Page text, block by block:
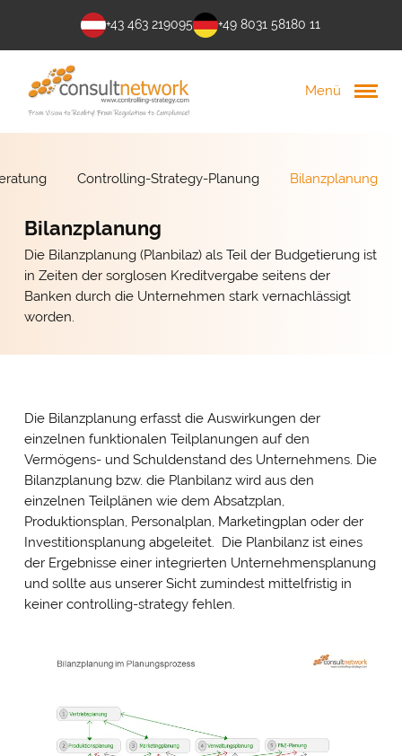
+43 463 219095 +49 8031 58180 11
Menü
Controlling-Strategy-Planung Bilanzplanung
Bilanzplanung
Die Bilanzplanung (Planbilaz) als Teil der Budgetierung ist
in Zeiten der sorglosen Kreditvergabe seitens der
Banken durch die Unternehmen stark vernachlässigt
worden.
Die Bilanzplanung erfasst die Auswirkungen der
einzelnen funktionalen Teilplanungen auf den
Vermögens- und Schuldenstand des Unternehmens. Die
Bilanzplanung bzw. die Planbilanz wird aus den
einzelnen Teilplänen wie dem Absatzplan,
Produktionsplan, Personalplan, Marketingplan oder der
Investitionsplanung abgeleitet. Die Planbilanz ist eines
der Ergebnisse einer integrierten Unternehmensplanung
und sollte aus unserer Sicht zumindest mittelfristig in
keiner controlling-strategy fehlen.